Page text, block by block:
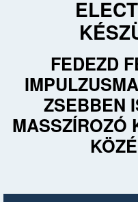
FEDEZD
ZSEBBEN
MASSZÍROZÓ